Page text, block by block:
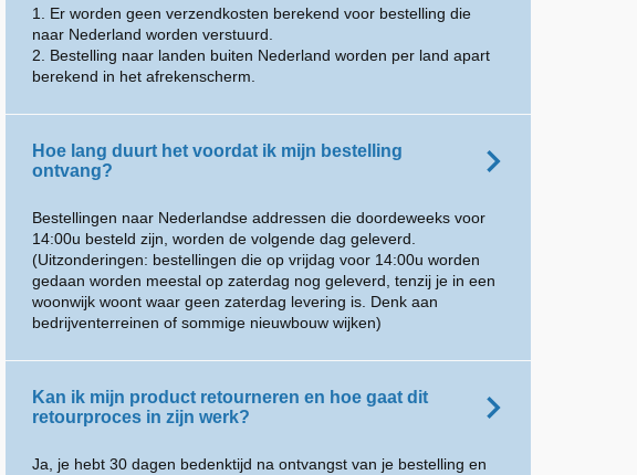
1. Er worden geen verzendkosten berekend voor bestelling die
naar Nederland worden verstuurd.
2. Bestelling naar landen buiten Nederland worden per land apart
berekend in het afrekenscherm.
Hoe lang duurt het voordat ik mijn bestelling
ontvang?
Bestellingen naar Nederlandse addressen die doordeweeks voor
14:00u besteld zijn, worden de volgende dag geleverd.
(Uitzonderingen: bestellingen die op vrijdag voor 14:00u worden
gedaan worden meestal op zaterdag nog geleverd, tenzij je in een
woonwijk woont waar geen zaterdag levering is. Denk aan
bedrijventerreinen of sommige nieuwbouw wijken)
Kan ik mijn product retourneren en hoe gaat dit
retourproces in zijn werk?
Ja, je hebt 30 dagen bedenktijd na ontvangst van je bestelling en